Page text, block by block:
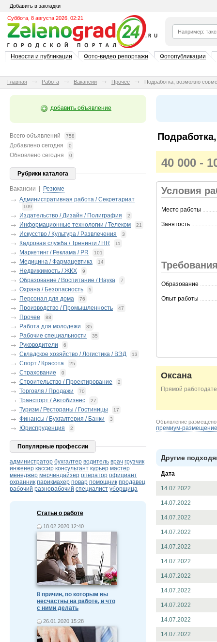
Добавить в закладки
Суббота, 8 августа 2026, 02:21
Новости и публикации Фото-видео репортажи Фотопубликации
Главная Работа Вакансии Прочее Подработка, возможно
добавить объявление
Всего объявлений 758
Добавлено сегодня 0
Обновлено сегодня 0
Рубрики каталога
Вакансии
Резюме
Административная работа / Секретариат
109
Издательство / Дизайн / Полиграфия 2
Информационные технологии / Телеком 21
Искусство / Культура / Развлечения 3
Кадровая служба / Тренинги / HR 11
Маркетинг / Реклама / PR 101
Медицина / Фармацевтика 14
Недвижимость / ЖКХ 9
Образование / Воспитание / Наука 7
Охрана / Безопасность 5
Персонал для дома 76
Производство / Промышленность 47
Прочее 88
Работа для молодежи 35
Рабочие специальности 35
Руководители 6
Складское хозяйство / Логистика / ВЭД 13
Спорт / Красота 25
Страхование 0
Строительство / Проектирование 2
Торговля / Продажи 70
Транспорт / Автобизнес 27
Туризм / Рестораны / Гостиницы 17
Финансы / Бухгалтерия / Банки 3
Юриспруденция 2
Популярные профессии
администратор бухгалтер водитель врач грузчик
инженер кассир консультант курьер мастер
менеджер мерчендайзер оператор официант
охранник парикмахер повар помощник продавец
рабочий разнорабочий специалист уборщица
Статьи о работе
18.02.2020 12:40
8 причин, по которым вы
несчастны на работе, и что
с ними делать
26.01.2020 15:28
40 000 -
Условия
Место работы
Занятость
Образование
Опыт работы
Оксана
Прямой
Объявление
премиум-размещение
Другие
Дата
14.07.2022
14.07.2022
14.07.2022
14.07.2022
14.07.2022
14.07.2022
14.07.2022
14.07.2022
14.07.2022
14.07.2022
14.07.2022